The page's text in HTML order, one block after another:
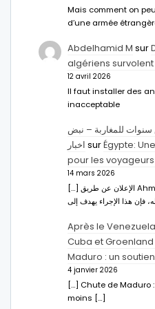
Mais comment on
d’une armée
Abdelhamid M sur
algériens
12 avril 2026
Il faut installer des
inacceptable
للمغاربة – نبض
اخبار surÉgypte:
pour les
14 mars 2026
[…] الإعلان عن طريق Ahmed Abdel-Latifسفير مصر بالرباط.
Après le
Cuba et
Maduro : un
4 janvier 2026
[…] Chute de Maduro
moins […]